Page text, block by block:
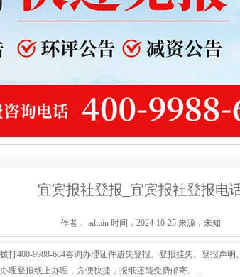
宜宾报社登报_宜宾报社登报电
作者： admin 时间：2024-10-25 来源：未知
打400-9988-684咨询办理证件遗失登报、登报挂失、登报声
理登报线上办理，方便快捷，报纸还能免费邮寄。...